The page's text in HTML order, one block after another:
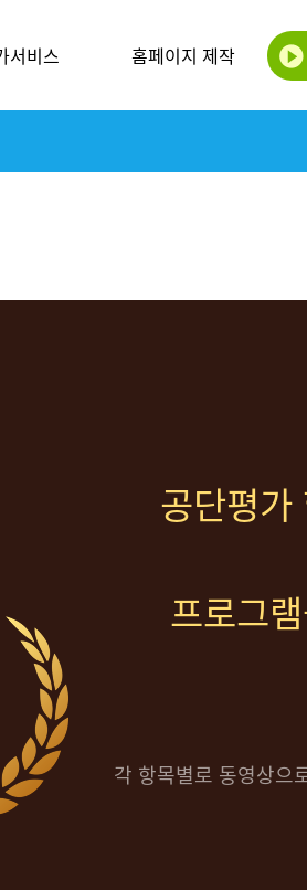
서비스 홈페이지 제작
공단평
프로그
각 항목별로 동영상으